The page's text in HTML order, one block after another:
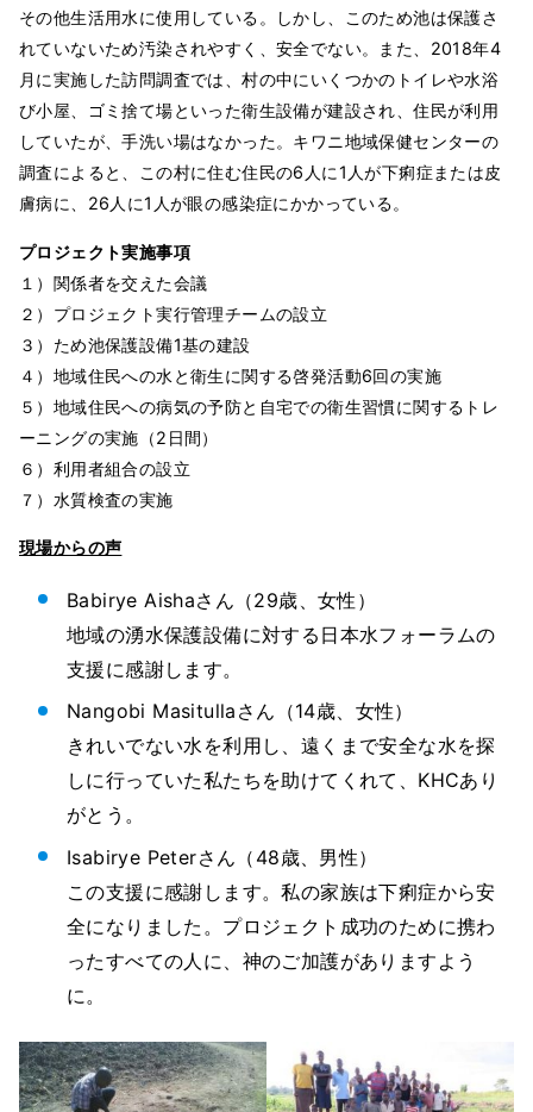
その他生活用水に使用している。しかし、このため池は保護さ
れていないため汚染されやすく、安全でない。また、2018年4
月に実施した訪問調査では、村の中にいくつかのトイレや水浴
び小屋、ゴミ捨て場といった衛生設備が建設され、住民が利用
していたが、手洗い場はなかった。キワニ地域保健センターの
調査によると、この村に住む住民の6人に1人が下痢症または皮
膚病に、26人に1人が眼の感染症にかかっている。
プロジェクト実施事項
１）関係者を交えた会議
２）プロジェクト実行管理チームの設立
３）ため池保護設備1基の建設
４）地域住民への水と衛生に関する啓発活動6回の実施
５）地域住民への病気の予防と自宅での衛生習慣に関するトレ
ーニングの実施（2日間）
６）利用者組合の設立
７）水質検査の実施
現場からの声
Babirye Aishaさん（29歳、女性）
地域の湧水保護設備に対する日本水フォーラムの
支援に感謝します。
Nangobi Masitullaさん（14歳、女性）
きれいでない水を利用し、遠くまで安全な水を探
しに行っていた私たちを助けてくれて、KHCあり
がとう。
Isabirye Peterさん（48歳、男性）
この支援に感謝します。私の家族は下痢症から安
全になりました。プロジェクト成功のために携わ
ったすべての人に、神のご加護がありますよう
に。